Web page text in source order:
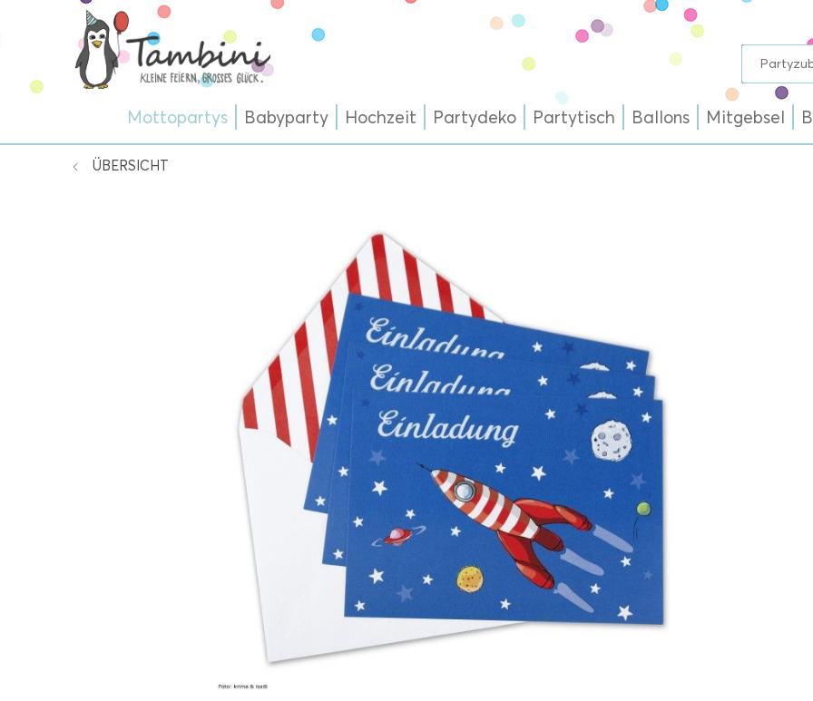
Mottopartys Babyparty Hochzeit Partydeko Partytisch Ballons Mitgebsel
ÜBERSICHT